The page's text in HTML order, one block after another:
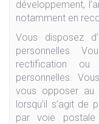
développement,
notamment en
Vous disposez
personnelles.
rectification ou
personnelles.
vous opposer au
lorsqu’il s’agit
par voie postale